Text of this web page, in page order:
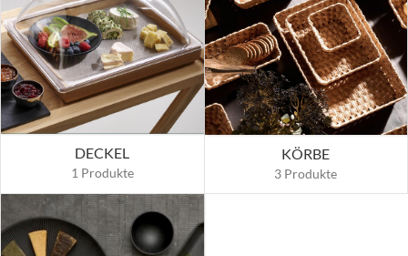
DECKEL
1 Produkte
KÖRBE
3 Produkte